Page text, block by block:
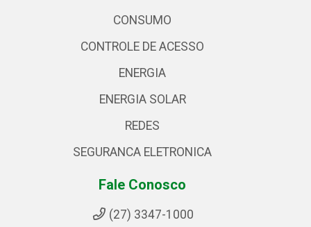
CONSUMO
CONTROLE DE ACESSO
ENERGIA
ENERGIA SOLAR
REDES
SEGURANCA ELETRONICA
Fale Conosco
(27) 3347-1000